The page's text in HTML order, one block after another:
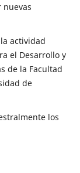
nuevas
actividad
el Desarrollo y
de la Facultad
de
los